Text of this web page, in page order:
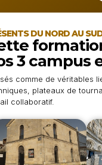
DU NORD AU
3 campus
comme de véritables
plateaux de
collaboratif.